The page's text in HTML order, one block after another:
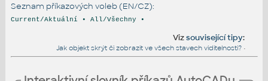
Seznam příkazových voleb (EN/CZ):
Current/Aktuální • All/Všechny •
Vizsouvisející tipy:
Jak objekt skrýt či zobrazit ve všech stavech viditelnosti? •